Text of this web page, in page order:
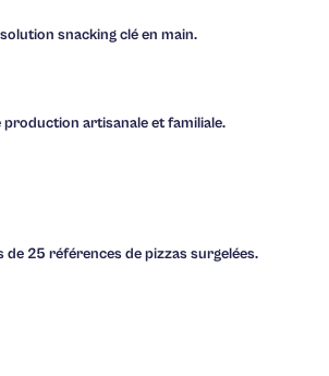
snacking clé en main.
production artisanale et familiale.
de 25 références de pizzas surgelées.